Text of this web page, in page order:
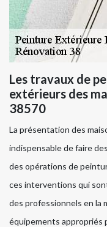
Les travaux de
extérieurs des
38570
La présentation des
indispensable de faire
des opérations de
ces interventions qui
des professionnels en la
équipements appropriés